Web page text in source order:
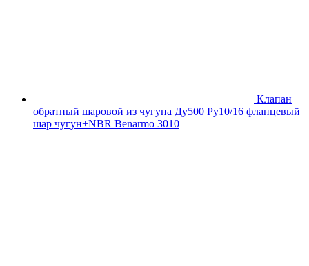
Клапан
обратный шаровой из чугуна Ду500 Ру10/16 фланцевый
шар чугун+NBR Benarmo 3010